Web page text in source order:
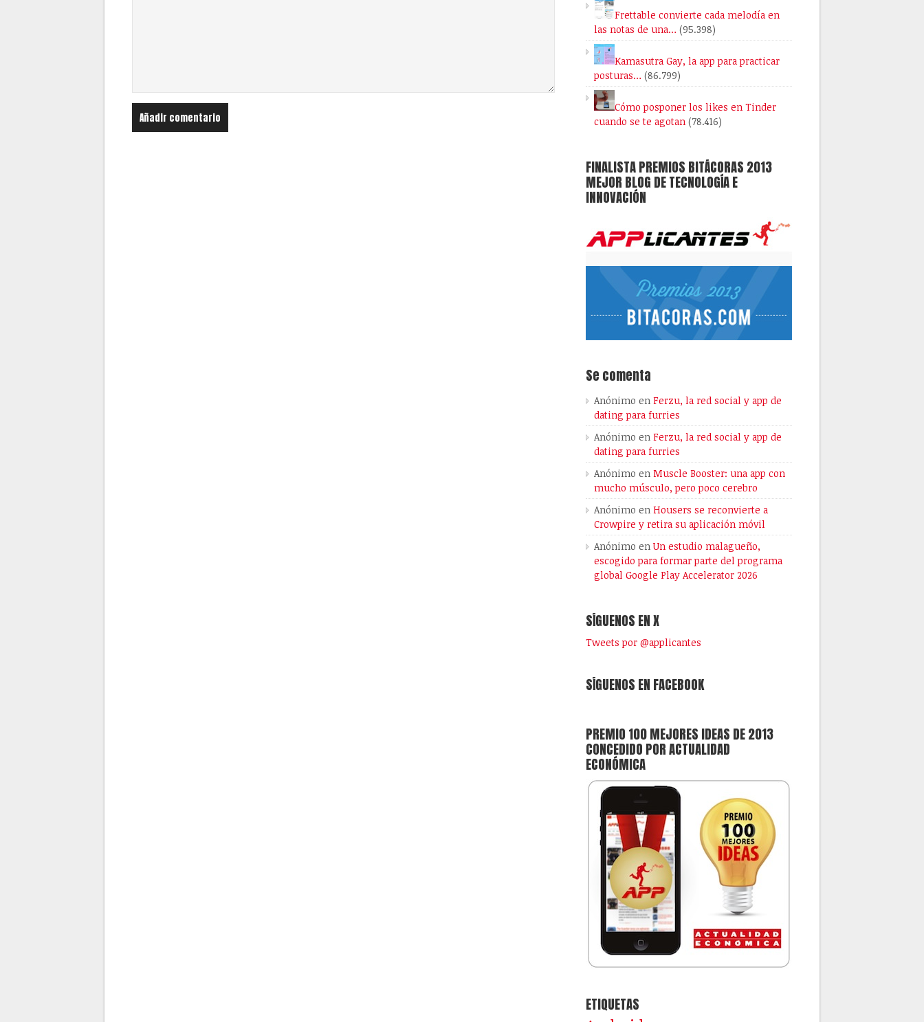
Frettable convierte cada melodía en
las notas de una… (95.398)
Kamasutra Gay, la app para practicar
posturas… (86.799)
Cómo posponer los likes en Tinder
cuando se te agotan (78.416)
FINALISTA PREMIOS BITÁCORAS 2013
MEJOR BLOG DE TECNOLOGÍA E
INNOVACIÓN
Se comenta
Anónimo en Ferzu, la red social y app de
dating para furries
Anónimo en Ferzu, la red social y app de
dating para furries
Anónimo en Muscle Booster: una app con
mucho músculo, pero poco cerebro
Anónimo en Housers se reconvierte a
Crowpire y retira su aplicación móvil
Anónimo enUn estudio malagueño,
escogido para formar parte del programa
global Google Play Accelerator 2026
SÍGUENOS EN X
Tweets por @applicantes
SÍGUENOS EN FACEBOOK
PREMIO 100 MEJORES IDEAS DE 2013
CONCEDIDO POR ACTUALIDAD
ECONÓMICA
ETIQUETAS